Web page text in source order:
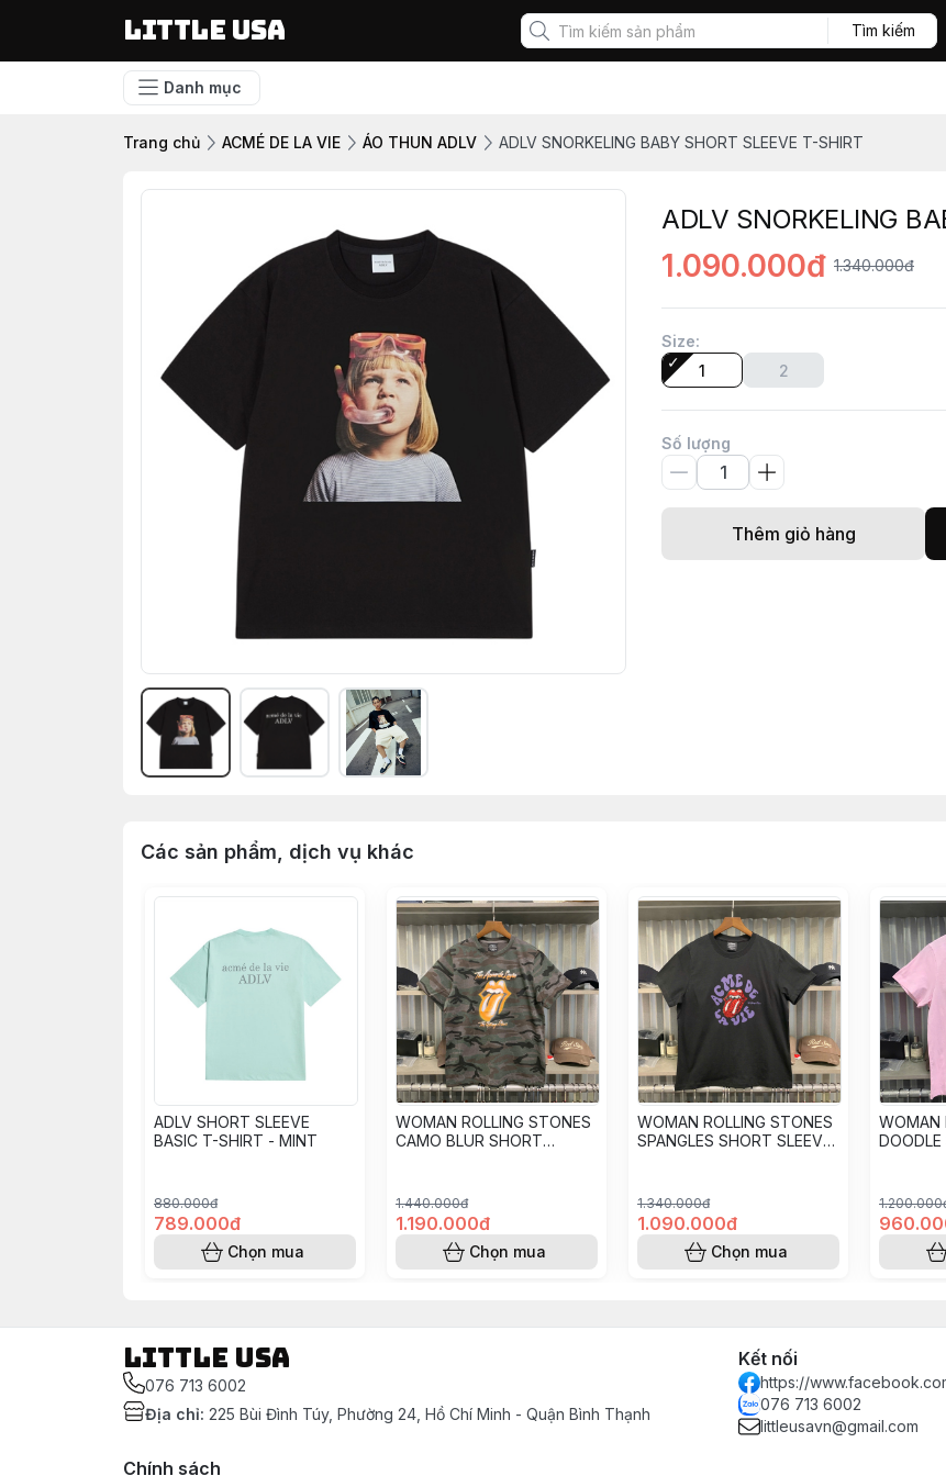
LITTLE USA Tìm kiếm
Danh mục
Trang chủ ACMÉ DE LA VIE ÁO THUN ADLV ADLV SNORKELING BABY SHORT SLEEVE T-SHIRT
ADLV SNORKELING
1.090.000đ 1.340.000đ
Size:
1
2
Số lượng
Thêm giỏ hàng
Các sản phẩm, dịch vụ khác
ADLV SHORT SLEEVE
BASIC T-SHIRT - MINT
880.000đ
789.000đ
Chọn mua
WOMAN ROLLING STONES
CAMO BLUR SHORT
1.440.000đ
1.190.000đ
Chọn mua
WOMAN ROLLING STONES
SPANGLES SHORT SLEEVE
1.340.000đ
1.090.000đ
Chọn mua
WOMAN
LITTLE USA
076 713 6002
Địa chỉ: 225 Bùi Đình Túy, Phường 24, Hồ Chí Minh - Quận Bình Thạnh
Kết nối
https://
076 713 6002
littleusavn@gmail.com
Chính sách